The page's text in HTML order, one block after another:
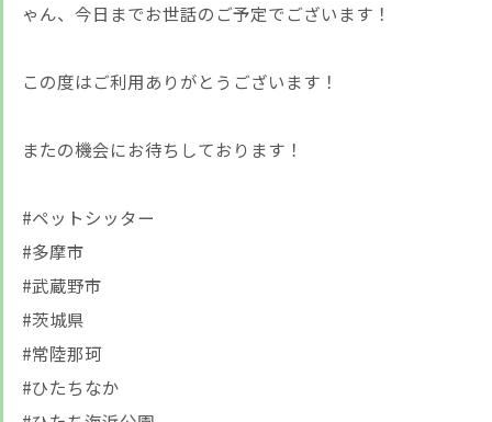
ゃん、今日までお世話のご予定でございます！
この度はご利用ありがとうございます！
またの機会にお待ちしております！
#ペットシッター
#多摩市
#武蔵野市
#茨城県
#常陸那珂
#ひたちなか